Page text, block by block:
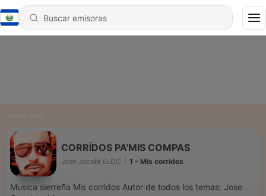
CORRÍDOS PA'MIS COMPAS
Jose Jocobi ELDC 1 - Mis corridos
Musica sierreña Mis corridos Autor de todos los temas: Jose